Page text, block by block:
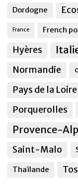
Dordogne
France French
Hyères
Normandie
Pays de la Loire
Porquerolles
Provence-
Saint-Malo
Thaïlande